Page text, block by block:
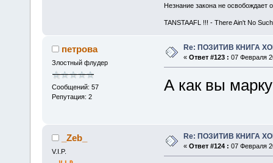
Незнание закона не освобождает
TANSTAAFL !!! - There Ain't No
петрова
Злостный флудер
Сообщений: 57
Репутация: 2
Re: ПОЗИТИВ КНИГА
« Ответ #123 : 07 Февраля
А как вы
_Zeb_
V.I.P.
Re: ПОЗИТИВ КНИГА
« Ответ #124 : 07 Февраля